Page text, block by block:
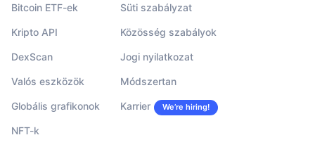
Bitcoin ETF-ek
Kripto API
DexScan
Valós eszközök
Globális grafikonok
NFT-k
Süti szabályzat
Közösség szabályok
Jogi nyilatkozat
Módszertan
Karrier We’re hiring!